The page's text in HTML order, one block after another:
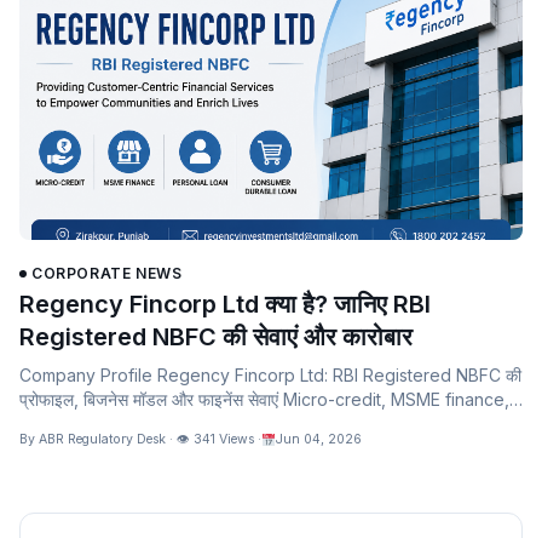
CORPORATE NEWS
Regency Fincorp Ltd क्या है? जानिए RBI
Registered NBFC की सेवाएं और कारोबार
Company Profile Regency Fincorp Ltd: RBI Registered NBFC की
प्रोफाइल, बिजनेस मॉडल और फाइनेंस सेवाएं Micro-credit, MSME finance,
By ABR Regulatory Desk · 👁 341 Views · Jun 04, 2026